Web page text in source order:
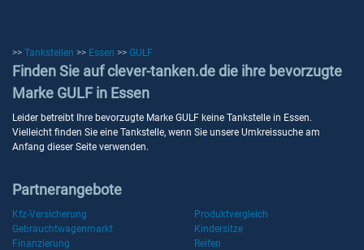
>> Tankstellen >> Essen >> GULF
Finden Sie auf clever-tanken.de die ihre bevorzugte
Marke GULF in Essen
Leider betreibt Ihre bevorzugte Marke GULF keine Tankstelle in Essen.
Vielleicht finden Sie eine Tankstelle, wenn Sie unsere Umkreissuche am
Anfang dieser Seite verwenden.
Partnerangebote
Kfz-Versicherung
Produktvergleich
Gebrauchtwagenmarkt
Kindersitze
Finanzierung
Reifen